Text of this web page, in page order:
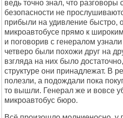
ведь точно знал, что разговоры
безопасности не
прибыли на удивление быстро,
микроавтобусе прямо к
и поговорив с генералом
четверо были похожи друг на
взгляда на них было
структуре они принадлежат. В
полезли, а подождали пока
то вышли. Генерал же и вовсе
микроавтобус бюро.